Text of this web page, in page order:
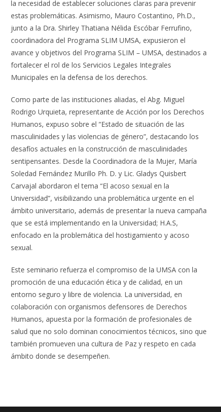
la necesidad de establecer soluciones claras para prevenir
estas problemáticas. Asimismo, Mauro Costantino, Ph.D.,
junto a la Dra. Shirley Thatiana Nélida Escóbar Ferrufino,
coordinadora del Programa SLIM UMSA, expusieron el
avance y objetivos del Programa SLIM – UMSA, destinados a
fortalecer el rol de los Servicios Legales Integrales
Municipales en la defensa de los derechos.
Como parte de las instituciones aliadas, el Abg. Miguel
Rodrigo Urquieta, representante de Acción por los Derechos
Humanos, expuso sobre el “Estado de situación de las
masculinidades y las violencias de género”, destacando los
desafíos actuales en la construcción de masculinidades
sentipensantes. Desde la Coordinadora de la Mujer, María
Soledad Fernández Murillo Ph. D. y Lic. Gladys Quisbert
Carvajal abordaron el tema “El acoso sexual en la
Universidad”, visibilizando una problemática urgente en el
ámbito universitario, además de presentar la nueva campaña
que se está implementando en la Universidad; H.A.S,
enfocado en la problemática del hostigamiento y acoso
sexual.
Este seminario refuerza el compromiso de la UMSA con la
promoción de una educación ética y de calidad, en un
entorno seguro y libre de violencia. La universidad, en
colaboración con organismos defensores de Derechos
Humanos, apuesta por la formación de profesionales de
salud que no solo dominan conocimientos técnicos, sino que
también promueven una cultura de Paz y respeto en cada
ámbito donde se desempeñen.